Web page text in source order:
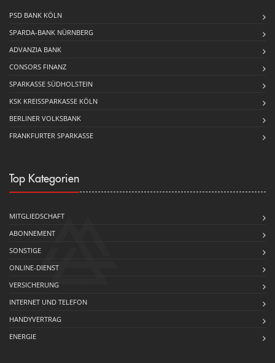
PSD BANK KÖLN
SPARDA-BANK NÜRNBERG
ADVANZIA BANK
CONSORS FINANZ
SPARKASSE SÜDHOLSTEIN
KSK KREISSPARKASSE KÖLN
BERLINER VOLKSBANK
FRANKFURTER SPARKASSE
Top Kategorien
MITGLIEDSCHAFT
ABONNEMENT
SONSTIGE
ONLINE-DIENST
VERSICHERUNG
INTERNET UND TELEFON
HANDYVERTRAG
ENERGIE